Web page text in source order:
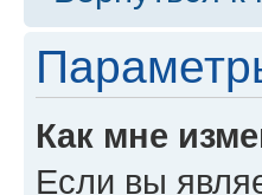
Как мне
Если вы